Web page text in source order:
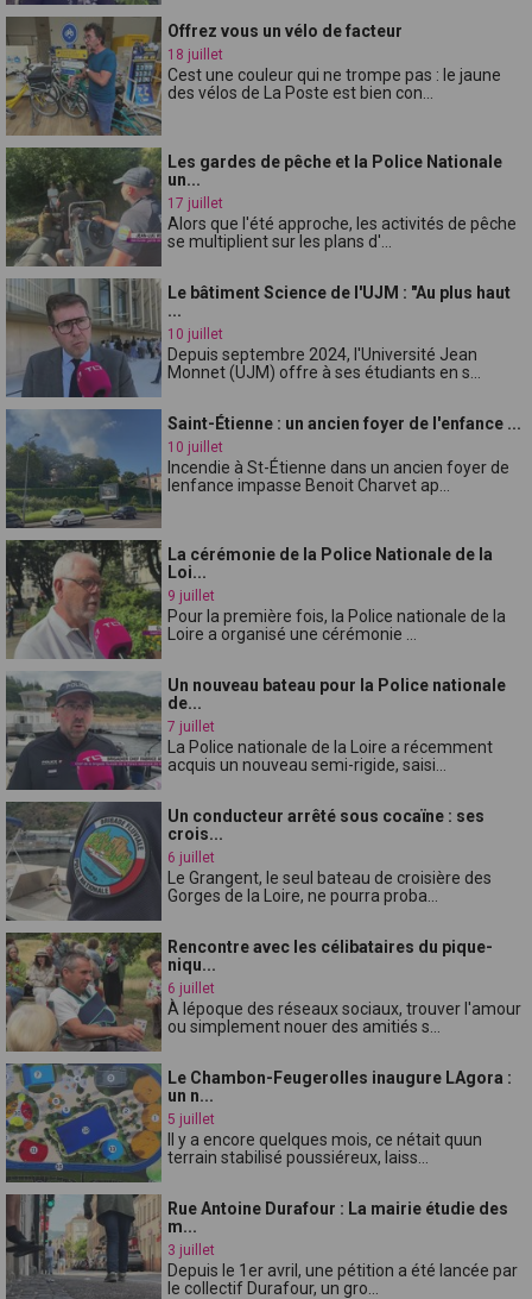
Offrez vous un vélo de facteur
18 juillet
Cest une couleur qui ne trompe pas : le jaune
des vélos de La Poste est bien con...
Les gardes de pêche et la Police Nationale
un...
17 juillet
Alors que l'été approche, les activités de pêche
se multiplient sur les plans d'...
Le bâtiment Science de l'UJM : "Au plus haut
...
10 juillet
Depuis septembre 2024, l'Université Jean
Monnet (UJM) offre à ses étudiants en s...
Saint-Étienne : un ancien foyer de l'enfance ...
10 juillet
Incendie à St-Étienne dans un ancien foyer de
lenfance impasse Benoit Charvet ap...
La cérémonie de la Police Nationale de la
Loi...
9 juillet
Pour la première fois, la Police nationale de la
Loire a organisé une cérémonie ...
Un nouveau bateau pour la Police nationale
de...
7 juillet
La Police nationale de la Loire a récemment
acquis un nouveau semi-rigide, saisi...
Un conducteur arrêté sous cocaïne : ses
crois...
6 juillet
Le Grangent, le seul bateau de croisière des
Gorges de la Loire, ne pourra proba...
Rencontre avec les célibataires du pique-
niqu...
6 juillet
À lépoque des réseaux sociaux, trouver l'amour
ou simplement nouer des amitiés s...
Le Chambon-Feugerolles inaugure LAgora :
un n...
5 juillet
Il y a encore quelques mois, ce nétait quun
terrain stabilisé poussiéreux, laiss...
Rue Antoine Durafour : La mairie étudie des
m...
3 juillet
Depuis le 1er avril, une pétition a été lancée par
le collectif Durafour, un gro...